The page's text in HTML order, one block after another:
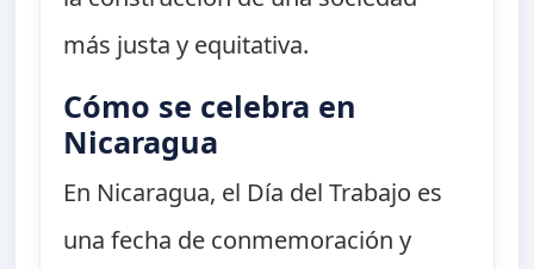
más justa y equitativa.
Cómo se celebra en
Nicaragua
En Nicaragua, el Día del Trabajo es
una fecha de conmemoración y